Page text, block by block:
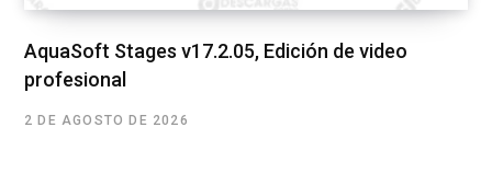
AquaSoft Stages v17.2.05, Edición de video
profesional
2 DE AGOSTO DE 2026